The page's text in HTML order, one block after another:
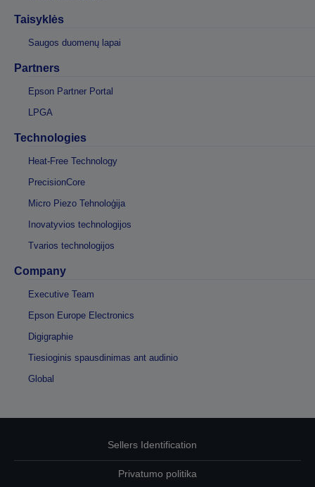
Taisyklės
Saugos duomenų lapai
Partners
Epson Partner Portal
LPGA
Technologies
Heat-Free Technology
PrecisionCore
Micro Piezo Tehnoloģija
Inovatyvios technologijos
Tvarios technologijos
Company
Executive Team
Epson Europe Electronics
Digigraphie
Tiesioginis spausdinimas ant audinio
Global
Sellers Identification
Privatumo politika